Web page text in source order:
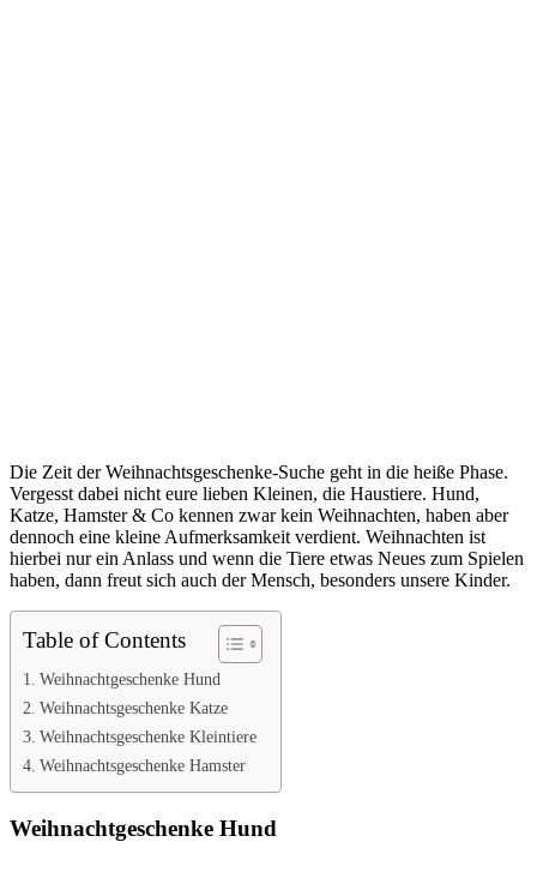
Die Zeit der Weihnachtsgeschenke-Suche geht in die heiße Phase.
Vergesst dabei nicht eure lieben Kleinen, die Haustiere. Hund,
Katze, Hamster & Co kennen zwar kein Weihnachten, haben aber
dennoch eine kleine Aufmerksamkeit verdient. Weihnachten ist
hierbei nur ein Anlass und wenn die Tiere etwas Neues zum Spielen
haben, dann freut sich auch der Mensch, besonders unsere Kinder.
Table of Contents
Weihnachtgeschenke Hund
Weihnachtsgeschenke Katze
Weihnachtsgeschenke Kleintiere
Weihnachtsgeschenke Hamster
Weihnachtgeschenke Hund